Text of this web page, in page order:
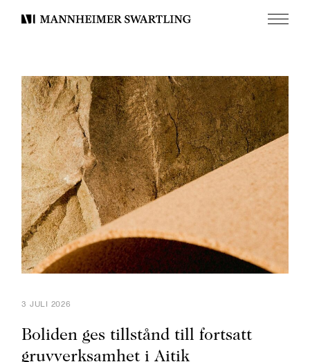
Mannheimer
Meny
3 JULI 2026
Boliden ges tillstånd till fortsatt
gruvverksamhet i Aitik